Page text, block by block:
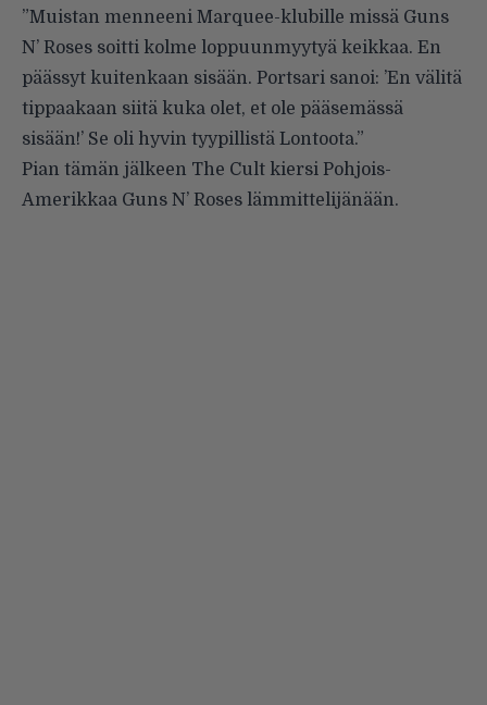
”Muistan menneeni Marquee-klubille missä Guns
N’ Roses soitti kolme loppuunmyytyä keikkaa. En
päässyt kuitenkaan sisään. Portsari sanoi: ’En välitä
tippaakaan siitä kuka olet, et ole pääsemässä
sisään!’ Se oli hyvin tyypillistä Lontoota.”
Pian tämän jälkeen The Cult kiersi Pohjois-
Amerikkaa Guns N’ Roses lämmittelijänään.